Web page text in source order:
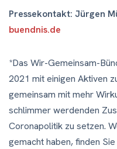
Pressekontakt: Jürgen
buendnis.de
*Das Wir-Gemeinsam-
2021 mit einigen Aktiven
gemeinsam mit mehr
schlimmer werdenden
Coronapolitik zu setzen.
gemacht haben, finden